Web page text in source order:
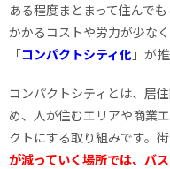
ある程度まとまって住んで
かかるコストや労力が少な
「コンパクトシティ化 」が
コンパクトシティとは、居
め、人が住むエリアや商業
クトにする取り組みです。
が減っていく場所では、バ